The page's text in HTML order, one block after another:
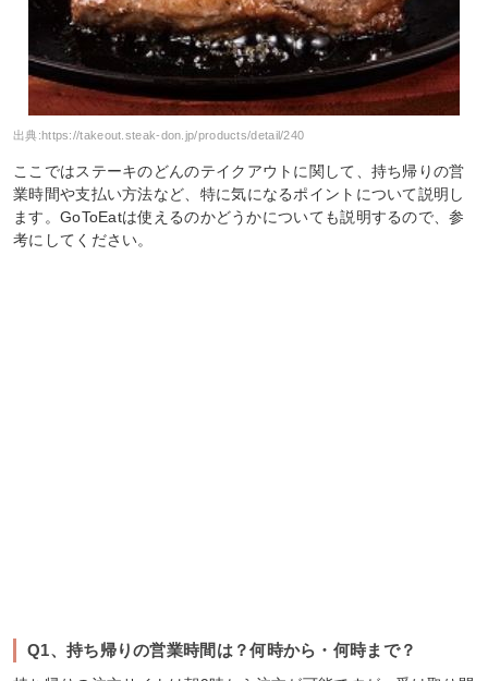
出典:https://takeout.steak-don.jp/products/detail/240
ここではステーキのどんのテイクアウトに関して、持ち帰りの営
業時間や支払い方法など、特に気になるポイントについて説明し
ます。GoToEatは使えるのかどうかについても説明するので、参
考にしてください。
Q1、持ち帰りの営業時間は？何時から・何時まで？